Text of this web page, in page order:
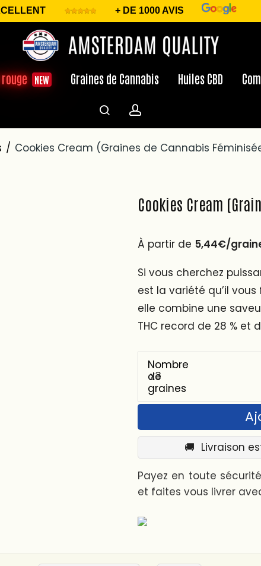
+ DE 1000 AVIS
NEW Graines de Cannabis Huiles CBD
/ Cookies Cream (Graines de Cannabis
Cookies Cream
À partir de 5,44€/
Si vous cherchez
est la variété qu’il
elle combine une
THC record de 28 % et
Nombre
de
graines
🚚 Livraison
Payez en toute
et faites vous livrer